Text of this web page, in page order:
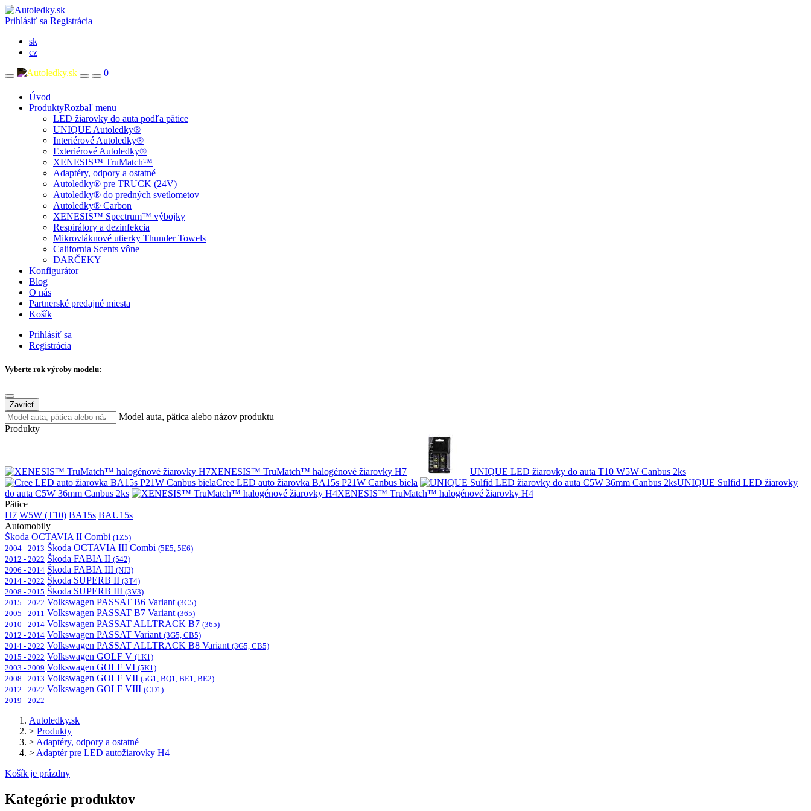
Prihlásiť sa Registrácia
sk
cz
0
Úvod
ProduktyRozbaľ menu
LED žiarovky do auta podľa pätice
UNIQUE Autoledky®
Interiérové Autoledky®
Exteriérové Autoledky®
XENESIS™ TruMatch™
Adaptéry, odpory a ostatné
Autoledky® pre TRUCK (24V)
Autoledky® do predných svetlometov
Autoledky® Carbon
XENESIS™ Spectrum™ výbojky
Respirátory a dezinfekcia
Mikrovláknové utierky Thunder Towels
California Scents vône
DARČEKY
Konfigurátor
Blog
O nás
Partnerské predajné miesta
Košík
Prihlásiť sa
Registrácia
Vyberte rok výroby modelu:
Zavrieť
Model auta, pätica alebo názov produktu
Produkty
XENESIS™ TruMatch™ halogénové žiarovky H7
UNIQUE LED žiarovky do auta T10 W5W Canbus 2ks
Cree LED auto žiarovka BA15s P21W Canbus biela
UNIQUE Sulfid LED žiarovky
do auta C5W 36mm Canbus 2ks
XENESIS™ TruMatch™ halogénové žiarovky H4
Pätice
H7 W5W (T10) BA15s BAU15s
Automobily
Škoda OCTAVIA II Combi (1Z5)
2004 - 2013 Škoda OCTAVIA III Combi (5E5, 5E6)
2012 - 2022 Škoda FABIA II (542)
2006 - 2014 Škoda FABIA III (NJ3)
2014 - 2022 Škoda SUPERB II (3T4)
2008 - 2015 Škoda SUPERB III (3V3)
2015 - 2022 Volkswagen PASSAT B6 Variant (3C5)
2005 - 2011 Volkswagen PASSAT B7 Variant (365)
2010 - 2014 Volkswagen PASSAT ALLTRACK B7 (365)
2012 - 2014 Volkswagen PASSAT Variant (3G5, CB5)
2014 - 2022 Volkswagen PASSAT ALLTRACK B8 Variant (3G5, CB5)
2015 - 2022 Volkswagen GOLF V (1K1)
2003 - 2009 Volkswagen GOLF VI (5K1)
2008 - 2013 Volkswagen GOLF VII (5G1, BQ1, BE1, BE2)
2012 - 2022 Volkswagen GOLF VIII (CD1)
2019 - 2022
Autoledky.sk
> Produkty
> Adaptéry, odpory a ostatné
> Adaptér pre LED autožiarovky H4
Košík je prázdny
Kategórie produktov